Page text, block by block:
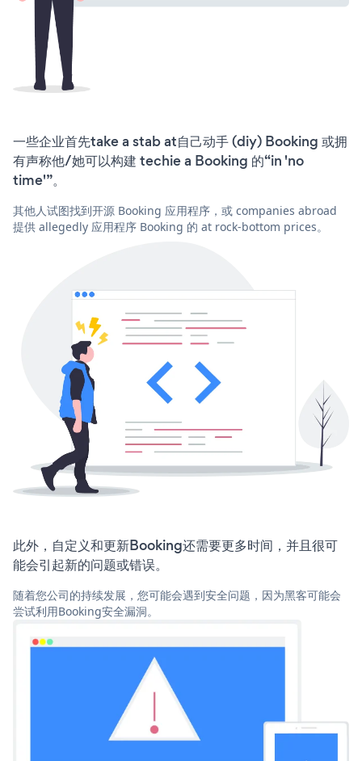
一些企业首先take a stab at自己动手 (diy) Booking 或拥
有声称他/她可以构建 techie a Booking 的“in 'no
time'”。
其他人试图找到开源 Booking 应用程序，或 companies abroad
提供 allegedly 应用程序 Booking 的 at rock-bottom prices。
此外，自定义和更新Booking还需要更多时间，并且很可
能会引起新的问题或错误。
随着您公司的持续发展，您可能会遇到安全问题，因为黑客可能会
尝试利用Booking安全漏洞。